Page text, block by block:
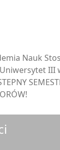
Nauk
Uniwersytet III